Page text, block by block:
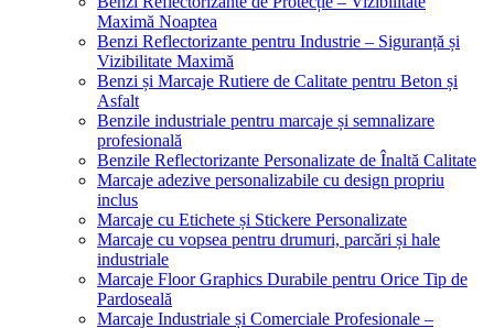
Maximă Noaptea
Benzi Reflectorizante pentru Industrie – Siguranță și
Vizibilitate Maximă
Benzi și Marcaje Rutiere de Calitate pentru Beton și
Asfalt
Benzile industriale pentru marcaje și semnalizare
profesională
Benzile Reflectorizante Personalizate de Înaltă Calitate
Marcaje adezive personalizabile cu design propriu
inclus
Marcaje cu Etichete și Stickere Personalizate
Marcaje cu vopsea pentru drumuri, parcări și hale
industriale
Marcaje Floor Graphics Durabile pentru Orice Tip de
Pardoseală
Marcaje Industriale și Comerciale Profesionale –